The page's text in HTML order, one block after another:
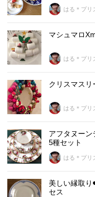
はる＊プリ
マシュマロ
はる＊プリ
クリスマス
はる＊プリ
アフタヌー
5種セット
はる＊プリ
美しい縁取
セス